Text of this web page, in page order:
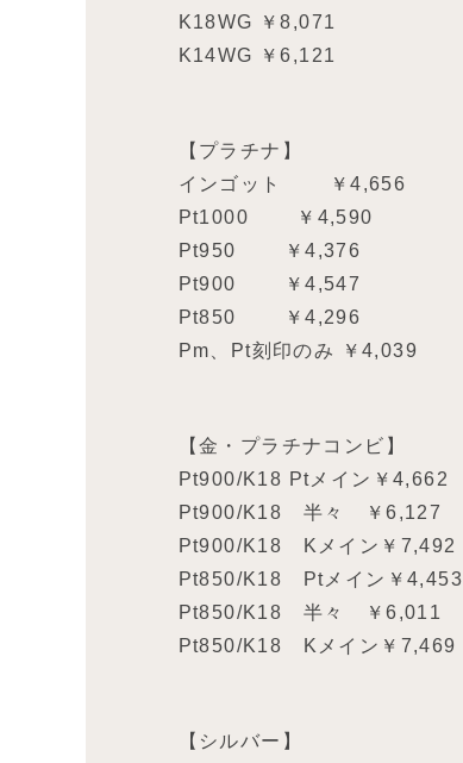
K18WG ￥8,071
K14WG ￥6,121
【プラチナ】
インゴット ￥4,656
Pt1000 ￥4,590
Pt950 ￥4,376
Pt900 ￥4,547
Pt850 ￥4,296
Pm、Pt刻印のみ ￥4,039
【金・プラチナコンビ】
Pt900/K18 Ptメイン￥4,662
Pt900/K18 半々 ￥6,127
Pt900/K18 Kメイン￥7,492
Pt850/K18 Ptメイン￥4,453
Pt850/K18 半々 ￥6,011
Pt850/K18 Kメイン￥7,469
【シルバー】